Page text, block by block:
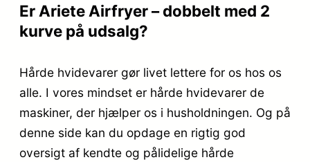
Er Ariete Airfryer – dobbelt med 2
kurve på udsalg?
Hårde hvidevarer gør livet lettere for os hos os
alle. I vores mindset er hårde hvidevarer de
maskiner, der hjælper os i husholdningen. Og på
denne side kan du opdage en rigtig god
oversigt af kendte og pålidelige hårde